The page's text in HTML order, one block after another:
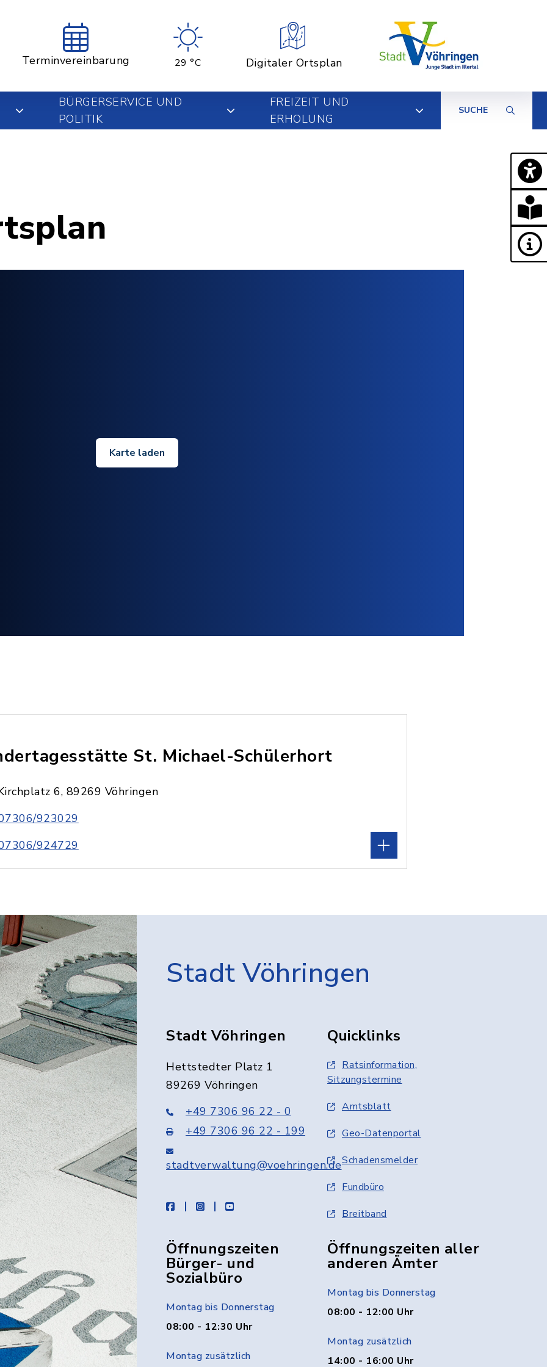
Terminvereinbarung 29 °C Digitaler Ortsplan
BÜRGERSERVICE UND
POLITIK
FREIZEIT UND
ERHOLUNG
SUCHE
Karte laden
St. Michael-Schülerhort
6, 89269 Vöhringen
923029
924729
Stadt Vöhringen
Stadt Vöhringen
Hettstedter Platz 1
89269 Vöhringen
+49 7306 96 22 - 0
+49 7306 96 22 - 199
stadtverwaltung@voehringen.de
facebookinstagramyoutube
Quicklinks
Ratsinformation,
Sitzungstermine
Amtsblatt
Geo-Datenportal
Schadensmelder
Fundbüro
Breitband
Öffnungszeiten
Bürger- und
Sozialbüro
Montag bis Donnerstag
08:00 - 12:30 Uhr
Montag zusätzlich
Öffnungszeiten aller
anderen Ämter
Montag bis Donnerstag
08:00 - 12:00 Uhr
Montag zusätzlich
14:00 - 16:00 Uhr